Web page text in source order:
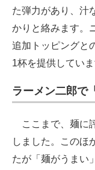
た弾力があり、汁
かりと絡みます。
追加トッピングと
1杯を提供していま
ラーメン二郎で
ここまで、麺に
しました。このほ
たが「麺がうまい